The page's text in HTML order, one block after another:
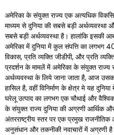
अमेरिका के संयुक्त राज्य एक अत्यधिक
माध्यम से दुनिया की सबसे बड़ी अर्थव्यवस्था
सबसे बड़ी अर्थव्यवस्था है। हालांकि इसकी
अमेरिका में दुनिया में कुल संपत्ति का लगभग
विकास, प्रति व्यक्ति जीडीपी, और प्रति
प्रदर्शन के मामलें में अमेरिका के संयुक्त राज्य
अर्थव्यवस्था के लिये जाना जाता है, आज
हासिल है, वहीं विनिर्माण के क्षेत्र मे यह
घरेलू उत्पाद का लगभग एक चौथाई और
के संयुक्त राज्य दुनिया की अग्रणी आर्थिक
अंतरराष्ट्रीय स्तर पर एक प्रमुख
अनुसंधान और तकनीकी नवाचारों में अग्रणी